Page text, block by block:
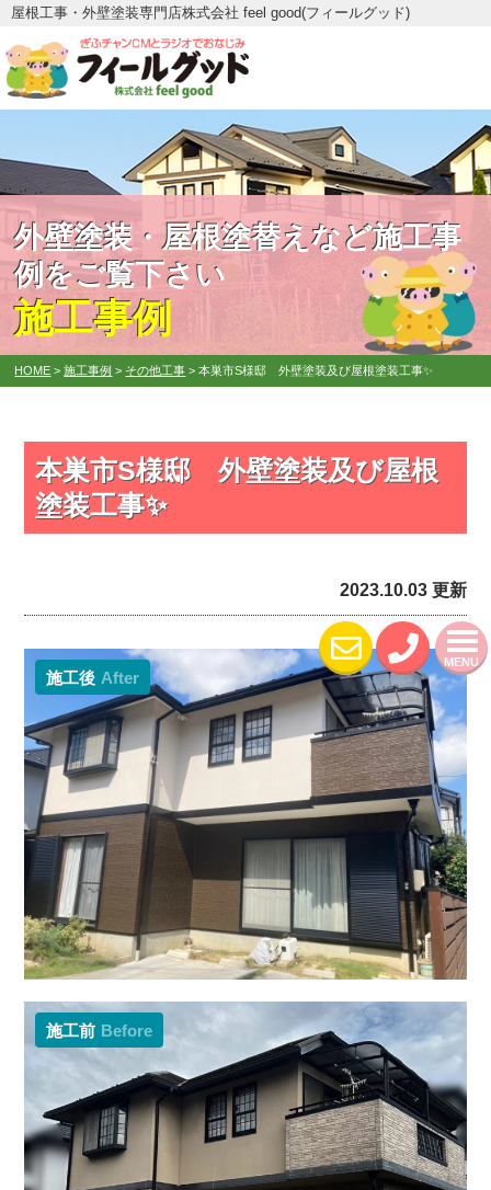
屋根工事・外壁塗装専門店株式会社 feel good(フィールグッド)
MENU
外壁塗装・屋根塗替えなど施工事
例をご覧下さい
施工事例
HOME >施工事例 > その他工事 >本巣市S様邸 外壁塗装及び屋根塗装工事✨
本巣市S様邸 外壁塗装及び屋根
塗装工事✨
2023.10.03 更新
施工後 After
施工前 Before